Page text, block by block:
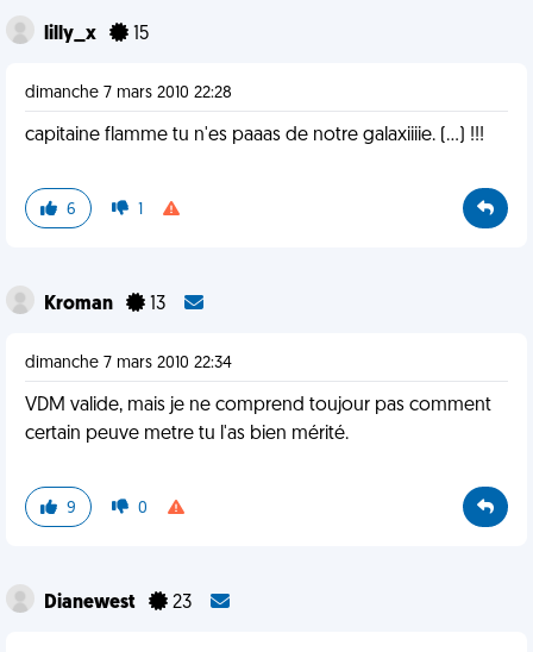
lilly_x 15
dimanche 7 mars 2010 22:28
capitaine flamme tu n'es paaas de notre galaxiiiie. (...) !!!
6 1
Kroman 13
dimanche 7 mars 2010 22:34
VDM valide, mais je ne comprend toujour pas comment
certain peuve metre tu l'as bien mérité.
9 0
Dianewest 23